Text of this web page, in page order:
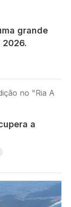
grande
2026.
a